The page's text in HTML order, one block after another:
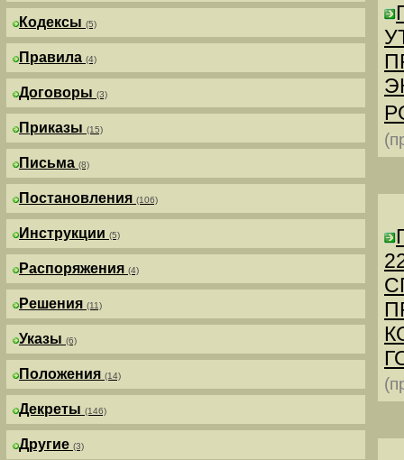
Кодексы (5)
Правила (4)
Договоры (3)
Приказы (15)
Письма (8)
Постановления (106)
Инструкции (5)
Распоряжения (4)
Решения (11)
Указы (6)
Положения (14)
Декреты (146)
Другие (3)